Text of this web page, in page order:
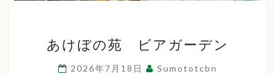
け
ぼ
あけぼの苑 ビアガーデン
2026年7月18日 Sumototcbn